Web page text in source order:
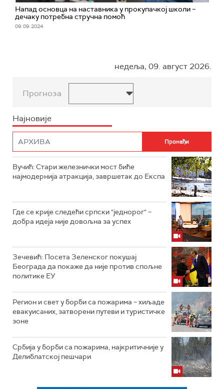
Напад основца на наставника у прокупачкој школи –
дечаку потребна стручна помоћ
09. 09. 2024.
недеља, 09. август 2026.
Прогноза
Најновије
Вучић: Стари железнички мост биће
најмодернија атракција, завршетак до Експа
Где се крије следећи српски "једнорог" –
добра идеја није довољна за успех
Зечевић: Посета Зеленског покушај
Београда да покаже да није против спољне
политике ЕУ
Регион и свет у борби са пожарима – хиљаде
евакуисаних, затворени путеви и туристичке
зоне
Србија у борби са пожарима, најкритичније у
Делиблатској пешчари